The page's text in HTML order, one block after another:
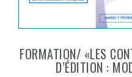
FORMATION/ «LES
D’ÉDITION :